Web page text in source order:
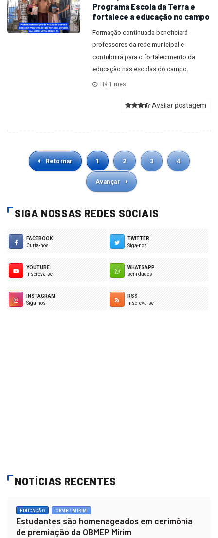
Programa Escola da Terra e
fortalece a educação no campo
Formação continuada beneficiará
professores da rede municipal e
contribuirá para o fortalecimento da
educação nas escolas do campo.
Há 1 mes
Avaliar postagem
Retornar 1 2 3 4
Avançar
SIGA NOSSAS REDES SOCIAIS
FACEBOOK
Curta-nos
TWITTER
Siga-nos
YOUTUBE
Inscreva-se
WHATSAPP
sem dados
INSTAGRAM
Siga-nos
RSS
Inscreva-se
NOTÍCIAS RECENTES
EDUCAÇÃO OBMEP MIRIM
Estudantes são homenageados em cerimônia
de premiação da OBMEP Mirim